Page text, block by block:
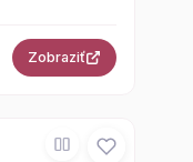
Zobraziť